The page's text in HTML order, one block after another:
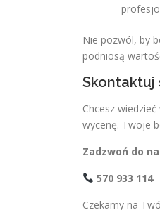
Nie pozwól, by
podniosą
Skontaktuj
Chcesz
wycenę. Twoje
Zadzwoń do
570 933 114
Czekamy na